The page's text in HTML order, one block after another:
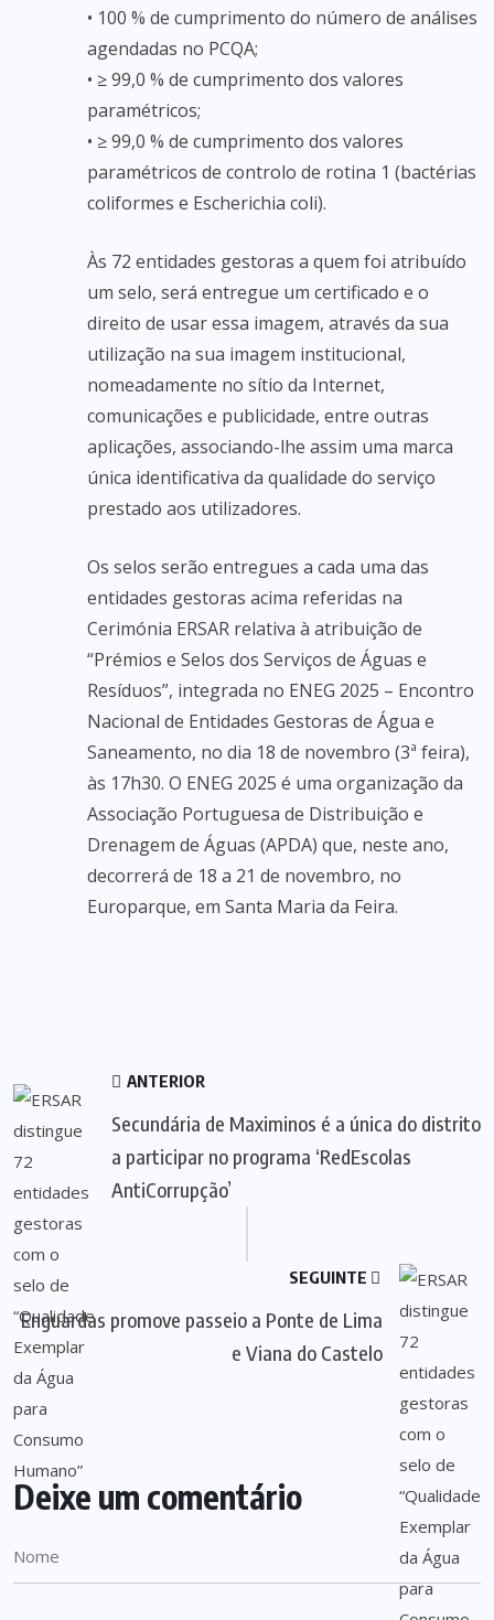
• 100 % de cumprimento do número de análises
agendadas no PCQA;
• ≥ 99,0 % de cumprimento dos valores
paramétricos;
• ≥ 99,0 % de cumprimento dos valores
paramétricos de controlo de rotina 1 (bactérias
coliformes e Escherichia coli).
Às 72 entidades gestoras a quem foi atribuído
um selo, será entregue um certificado e o
direito de usar essa imagem, através da sua
utilização na sua imagem institucional,
nomeadamente no sítio da Internet,
comunicações e publicidade, entre outras
aplicações, associando-lhe assim uma marca
única identificativa da qualidade do serviço
prestado aos utilizadores.
Os selos serão entregues a cada uma das
entidades gestoras acima referidas na
Cerimónia ERSAR relativa à atribuição de
“Prémios e Selos dos Serviços de Águas e
Resíduos”, integrada no ENEG 2025 – Encontro
Nacional de Entidades Gestoras de Água e
Saneamento, no dia 18 de novembro (3ª feira),
às 17h30. O ENEG 2025 é uma organização da
Associação Portuguesa de Distribuição e
Drenagem de Águas (APDA) que, neste ano,
decorrerá de 18 a 21 de novembro, no
Europarque, em Santa Maria da Feira.
ANTERIOR
Secundária de Maximinos é a única do distrito
a participar no programa ‘RedEscolas
AntiCorrupção’
SEGUINTE
Enguardas promove passeio a Ponte de Lima
e Viana do Castelo
Deixe um comentário